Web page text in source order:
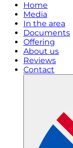
Home
Media
In the area
Documents
Offering
About us
Reviews
Contact